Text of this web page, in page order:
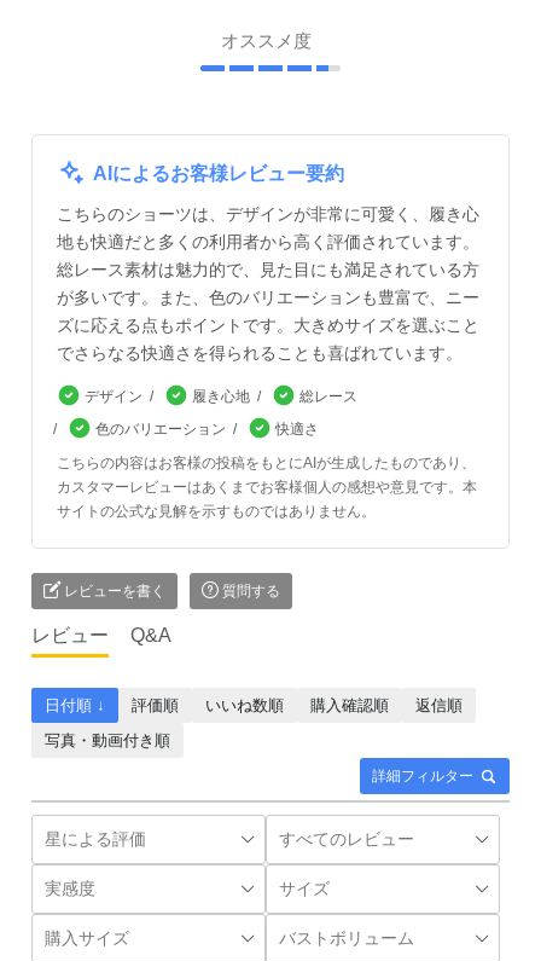
オススメ度
AIによるお客様レビュー要約
こちらのショーツは、デザインが非常に可愛く、履き心
地も快適だと多くの利用者から高く評価されています。
総レース素材は魅力的で、見た目にも満足されている方
が多いです。また、色のバリエーションも豊富で、ニー
ズに応える点もポイントです。大きめサイズを選ぶこと
でさらなる快適さを得られることも喜ばれています。
デザイン 履き心地
総レース
色のバリエーション
快適さ
こちらの内容はお客様の投稿をもとにAIが生成したものであり、
カスタマーレビューはあくまでお客様個人の感想や意見です。本
サイトの公式な見解を示すものではありません。
レビューを書く 質問する
レビュー Q&A
詳細フィルター
日付順 ↓ 評価順 いいね数順 購入確認順
返信順
写真・動画付き順